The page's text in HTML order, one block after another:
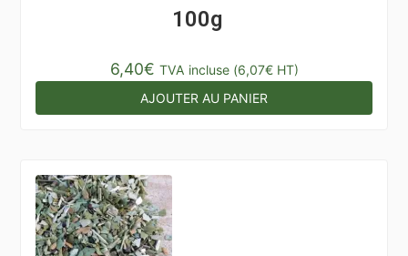
100g
6,40€ TVA incluse (6,07€HT)
AJOUTER AU PANIER